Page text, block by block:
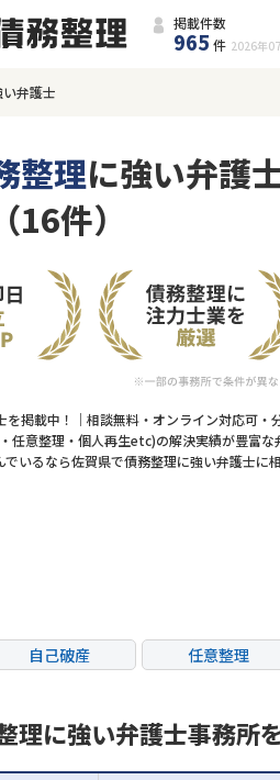
掲載件数
965 件 2026年
弁護士
整理に強い弁護
件）
を掲載中！｜相談無料・オンライン対応可
任意整理・個人再生etc)の解決実績が豊富
いるなら佐賀県で債務整理に強い弁護士に
自己破産 任意整理
奨学金
理に強い弁護士事務所